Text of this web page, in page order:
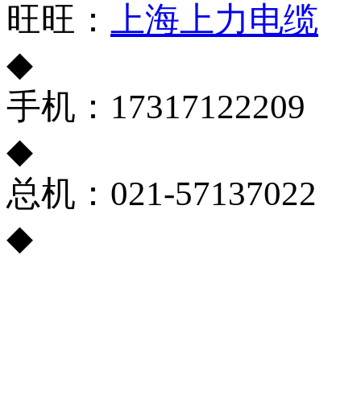
旺旺： 上海上力电缆
◆
手机：17317122209
◆
总机：021-57137022
◆